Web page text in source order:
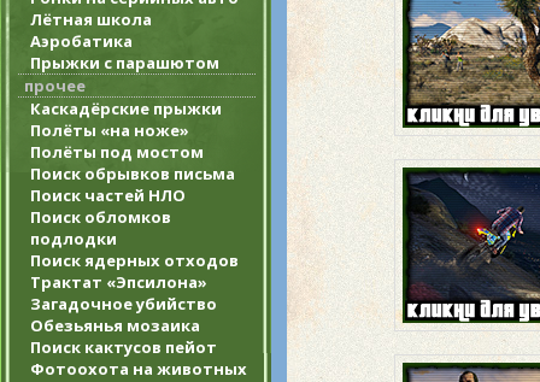
Лётная школа
Аэробатика
Прыжки с парашютом
прочее
Каскадёрские прыжки
Полёты «на ноже»
Полёты под мостом
Поиск обрывков письма
Поиск частей НЛО
Поиск обломков
подлодки
Поиск ядерных отходов
Трактат «Эпсилона»
Загадочное убийство
Обезьянья мозаика
Поиск кактусов пейот
Фотоохота на животных